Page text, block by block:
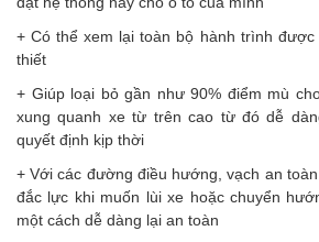
+ Có thể xem lại toàn bộ hành trình được
thiết
+ Giúp loại bỏ gần như 90% điểm mù
xung quanh xe từ trên cao từ đó dễ
quyết định kịp thời
+ Với các đường điều hướng, vạch an
đắc lực khi muốn lùi xe hoặc chuyển
một cách dễ dàng lại an toàn